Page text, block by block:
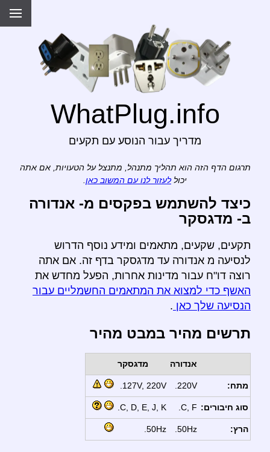
WhatPlug.info
מדריך עבור הנוסע עם תקעים
תרגום הדף הזה הוא תהליך מתנהל, מתנצל על הטעויות, אם אתה
יכוללעזור לנו עם המשוב כאן
כיצד להשתמש בפקסים מ- אנדורה
ב- מדגסקר
תקעים, שקעים, מתאמים ומידע נוסף הדרוש
לנסיעה מ אנדורה עד מדגסקר בדף זה. אם אתה
רוצה דו"ח עבור מדינות אחרות, הפעל מחדש את
האשף כדי למצוא את המתאמים החשמליים עבור
הנסיעה שלך כאן .
תרשים מהיר במבט מהיר
אנדורה מדגסקר
מתח: 220V.
127V, 220V.
סוג חיבורים: C, F.
C, D, E, J, K.
הרץ: 50Hz.
50Hz.